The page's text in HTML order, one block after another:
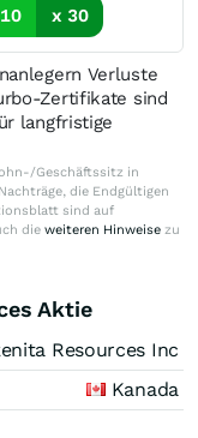
x 30
Verluste
Zertifikate sind
langfristige
Geschäftssitz in
die Endgültigen
sind auf
die weiteren Hinweise zu
Aktie
Resources Inc
Kanada